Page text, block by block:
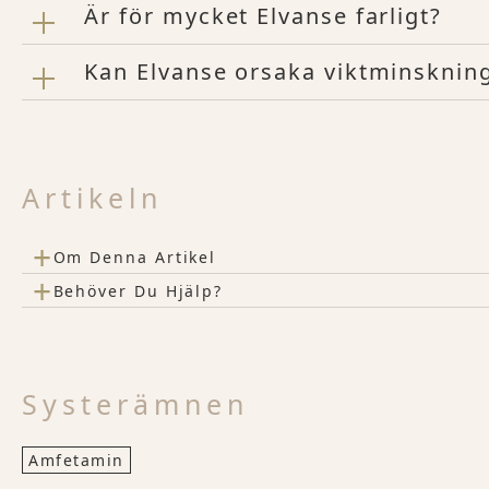
Är för mycket Elvanse farligt?
Kan Elvanse orsaka
Artikeln
+ Om Denna Artikel
+ Behöver Du Hjälp?
Systerämnen
Amfetamin